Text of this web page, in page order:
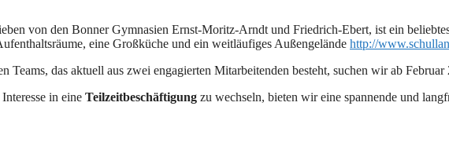
von den Bonner Gymnasien Ernst-Moritz-Arndt und Friedrich-Ebert, ist ein
eine Großküche und ein weitläufiges Außengelände http://
Teams, das aktuell aus zwei engagierten Mitarbeitenden besteht, suchen wir ab Februar
in eine Teilzeitbeschäftigung zu wechseln, bieten wir eine spannende und